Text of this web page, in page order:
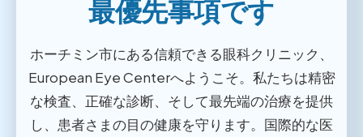
最優先事項です
ホーチミン市にある信頼できる眼科クリニック、
European Eye Centerへようこそ。私たちは精密
な検査、正確な診断、そして最先端の治療を提供
し、患者さまの目の健康を守ります。国際的な医